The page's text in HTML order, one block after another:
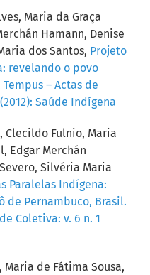
Maria da Graça
Hamann, Denise
dos Santos, Projeto
revelando o povo
Tempus – Actas de
Saúde Indígena
Clecildo Fulnio, Maria
Edgar Merchán
Silvéria Maria
Paralelas Indígena:
de Pernambuco, Brasil.
Coletiva: v. 6 n. 1
Maria de Fátima Sousa,